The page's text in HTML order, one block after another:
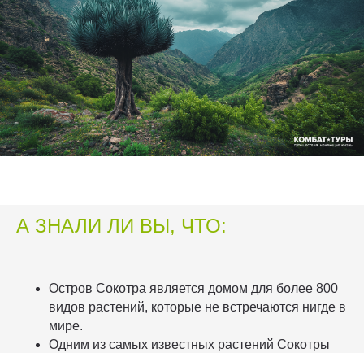
А ЗНАЛИ ЛИ ВЫ, ЧТО:
Остров Сокотра является домом для более 800
видов растений, которые не встречаются нигде в
мире.
Одним из самых известных растений Сокотры